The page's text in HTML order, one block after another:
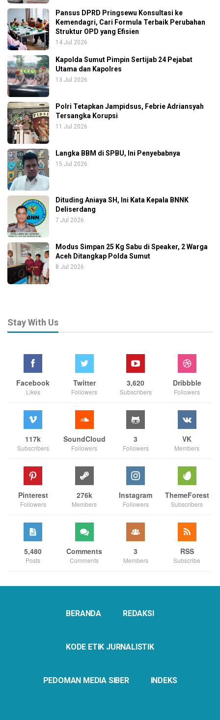
Pansus DPRD Pringsewu Konsultasi ke
Kemendagri, Cari Formula Terbaik Perubahan
Struktur OPD yang Efisien
14 Jul 2026
Kapolda Sumut Pimpin Sertijab 24 Pejabat
Utama dan Kapolres
13 Jul 2026
Polri Tetapkan Jampidsus, Febrie Adriansyah
Tersangka Korupsi
11 Jul 2026
Langka BBM di SPBU, Ini Penyebabnya
15 Jul 2026
Dituding Aniaya SH, Ini Kata Kepala BNNK
Deliserdang
7 Jul 2026
Modus Simpan 25 Kg Sabu di Speaker, 2 Warga
Aceh Ditangkap Polda Sumut
8 Jul 2026
Stay With Us
Facebook
Likes
Twitter
Followers
3,620
Subscribers
Dribbble
Followers
117k
Subscribers
SoundCloud
Followers
3
Followers
VK
Members
Pinterest
Followers
276k
Members
Instagram
Followers
ThemeForest
Subscribers
5,480
Posts
Comments
Comments
3
Members
RSS
Subscribe
BERANDA REDAKSI
KODE ETIK JURNALISTIK
PEDOMAN MEDIA SIBER INDEKS